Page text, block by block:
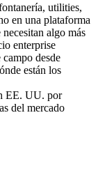
utilities,
en una plataforma
algo más
enterprise
desde
están los
EE. UU. por
del mercado